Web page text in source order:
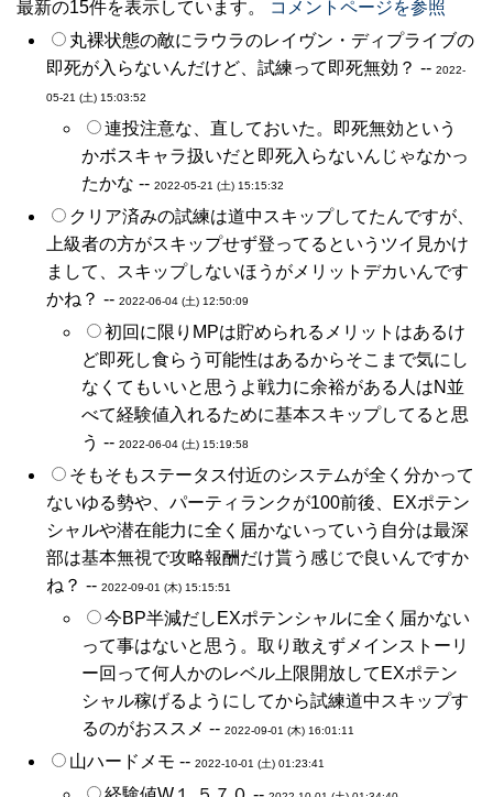
最新の15件を表示しています。
コメントページを参照
丸裸状態の敵にラウラのレイヴン・ディプライブの
即死が入らないんだけど、試練って即死無効？ -- 2022-
05-21 (土) 15:03:52
連投注意な、直しておいた。即死無効という
かボスキャラ扱いだと即死入らないんじゃなかっ
たかな -- 2022-05-21 (土) 15:15:32
クリア済みの試練は道中スキップしてたんですが、
上級者の方がスキップせず登ってるというツイ見かけ
まして、スキップしないほうがメリットデカいんです
かね？ -- 2022-06-04 (土) 12:50:09
初回に限りMPは貯められるメリットはあるけ
ど即死し食らう可能性はあるからそこまで気にし
なくてもいいと思うよ戦力に余裕がある人はN並
べて経験値入れるために基本スキップしてると思
う -- 2022-06-04 (土) 15:19:58
そもそもステータス付近のシステムが全く分かって
ないゆる勢や、パーティランクが100前後、EXポテン
シャルや潜在能力に全く届かないっていう自分は最深
部は基本無視で攻略報酬だけ貰う感じで良いんですか
ね？ -- 2022-09-01 (木) 15:15:51
今BP半減だしEXポテンシャルに全く届かない
って事はないと思う。取り敢えずメインストーリ
ー回って何人かのレベル上限開放してEXポテン
シャル稼げるようにしてから試練道中スキップす
るのがおススメ -- 2022-09-01 (木) 16:01:11
山ハードメモ -- 2022-10-01 (土) 01:23:41